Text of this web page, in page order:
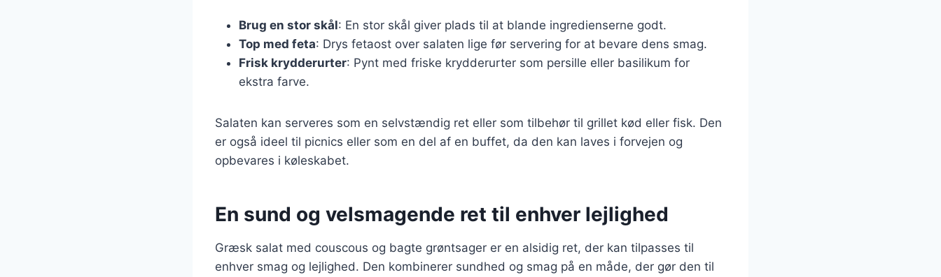
Brug en stor skål: En stor skål giver plads til at blande ingredienserne godt.
Top med feta: Drys fetaost over salaten lige før servering for at bevare dens smag.
Frisk krydderurter: Pynt med friske krydderurter som persille eller basilikum for
ekstra farve.
Salaten kan serveres som en selvstændig ret eller som tilbehør til grillet kød eller fisk. Den
er også ideel til picnics eller som en del af en buffet, da den kan laves i forvejen og
opbevares i køleskabet.
En sund og velsmagende ret til enhver lejlighed
Græsk salat med couscous og bagte grøntsager er en alsidig ret, der kan tilpasses til
enhver smag og lejlighed. Den kombinerer sundhed og smag på en måde, der gør den til